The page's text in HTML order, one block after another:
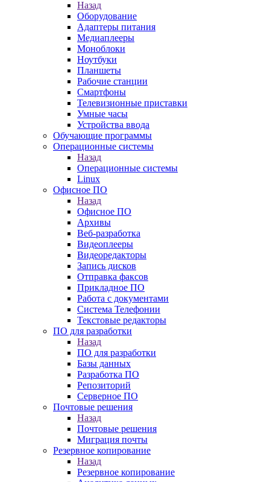
Назад
Оборудование
Адаптеры питания
Медиаплееры
Моноблоки
Ноутбуки
Планшеты
Рабочие станции
Смартфоны
Телевизионные приставки
Умные часы
Устройства ввода
Обучающие программы
Операционные системы
Назад
Операционные системы
Linux
Офисное ПО
Назад
Офисное ПО
Архивы
Веб-разработка
Видеоплееры
Видеоредакторы
Запись дисков
Отправка факсов
Прикладное ПО
Работа с документами
Система Телефонии
Текстовые редакторы
ПО для разработки
Назад
ПО для разработки
Базы данных
Разработка ПО
Репозиторий
Серверное ПО
Почтовые решения
Назад
Почтовые решения
Миграция почты
Резервное копирование
Назад
Резервное копирование